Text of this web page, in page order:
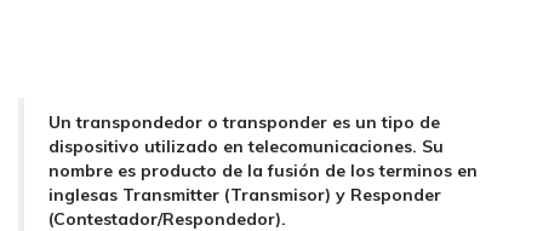
Un transpondedor o transponder es un tipo de
dispositivo utilizado en telecomunicaciones. Su
nombre es producto de la fusión de los terminos en
inglesas Transmitter (Transmisor) y Responder
(Contestador/Respondedor).